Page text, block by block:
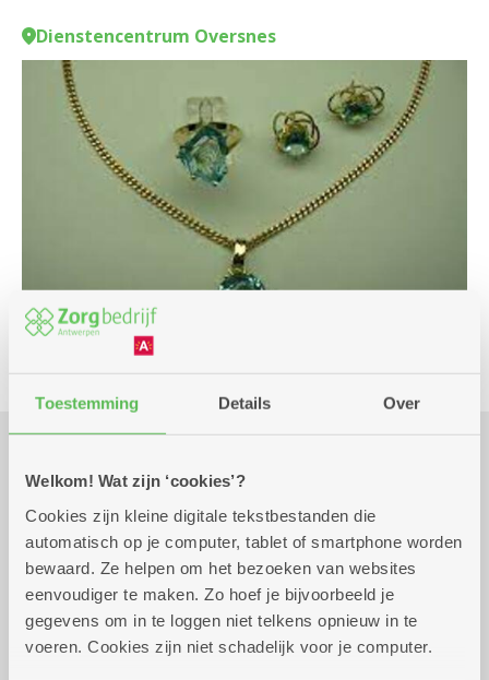
Toestemming Details Over
Welkom! Wat zijn ‘cookies’?
Cookies zijn kleine digitale tekstbestanden die
automatisch op je computer, tablet of smartphone worden
bewaard. Ze helpen om het bezoeken van websites
eenvoudiger te maken. Zo hoef je bijvoorbeeld je
gegevens om in te loggen niet telkens opnieuw in te
voeren. Cookies zijn niet schadelijk voor je computer.
Dienstencentrum Oversnes
Praktisch
woensdag 29 juli 202614.00 uur tot 17.00 uur
Geen aankoopplicht